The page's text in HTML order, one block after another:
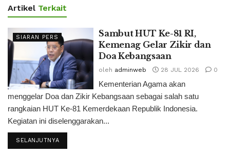
Artikel Terkait
SIARAN PERS
Sambut HUT Ke-81 RI,
Kemenag Gelar Zikir dan
Doa Kebangsaan
oleh adminweb 28 JUL 2026 0
Kementerian Agama akan
menggelar Doa dan Zikir Kebangsaan sebagai salah satu
rangkaian HUT Ke-81 Kemerdekaan Republik Indonesia.
Kegiatan ini diselenggarakan...
SELANJUTNYA